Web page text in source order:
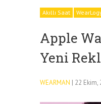
Akıllı Saat
Apple
Yeni
WEARMAN | 22 Ekim,